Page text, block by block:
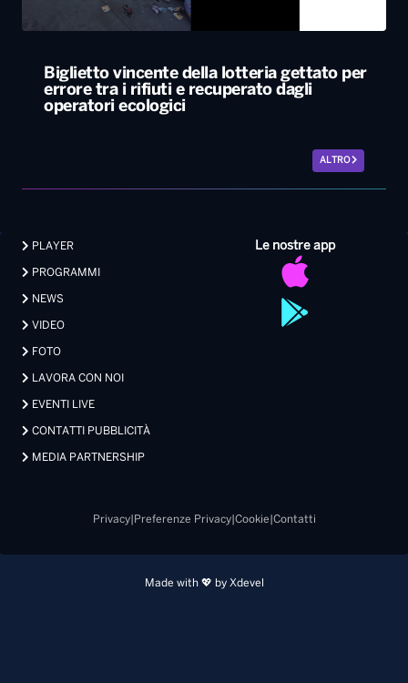
Biglietto vincente della lotteria gettato per
errore tra i rifiuti e recuperato dagli
operatori ecologici
ALTRO
Le nostre app
PLAYER
PROGRAMMI
NEWS
VIDEO
FOTO
LAVORA CON NOI
EVENTI LIVE
CONTATTI PUBBLICITÀ
MEDIA PARTNERSHIP
Privacy| Preferenze Privacy| Cookie Contatti
Made with 💖 by Xdevel